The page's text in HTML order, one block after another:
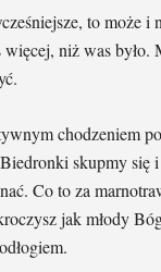
to może i
niż was było.
chodzeniem
skupmy się
Co to za
jak młody